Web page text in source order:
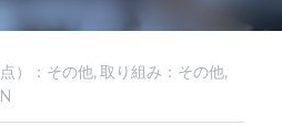
）：その他,取り組み：その他,